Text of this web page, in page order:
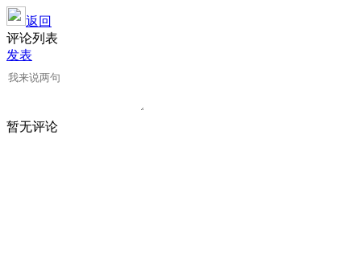
返回
评论列表
发表
暂无评论